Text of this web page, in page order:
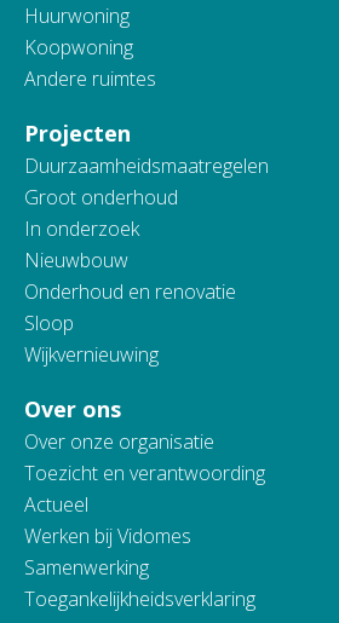
Huurwoning
Koopwoning
Andere ruimtes
Projecten
Duurzaamheidsmaatregelen
Groot onderhoud
In onderzoek
Nieuwbouw
Onderhoud en renovatie
Sloop
Wijkvernieuwing
Over ons
Over onze organisatie
Toezicht en verantwoording
Actueel
Werken bij Vidomes
Samenwerking
Toegankelijkheidsverklaring